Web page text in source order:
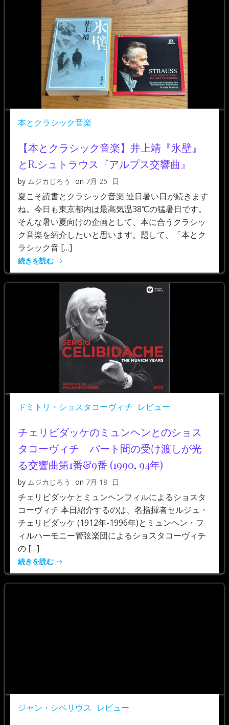
本とクラシック音楽
【本とクラシック音楽】井上靖『氷壁』
とR.シュトラウス『アルプス交響曲』
by ムジカじろう on 7月 25 日
夏こそ読書とクラシック音楽 連日暑い日が続きます
ね。今日も東京都内は最高気温38℃の猛暑日です。
そんな暑い夏向けの企画として、本に合うクラシッ
ク音楽を紹介したいと思います。題して、「本とク
ラシック音 […]
続きを読む
ドミトリ・ショスタコーヴィチ レビュー
チェリビダッケのミュンヘンとのショス
タコーヴィチ パート間の受け渡しが光
る交響曲第1番&9番 (1990, 94年)
by ムジカじろう on 7月 18 日
チェリビダッケとミュンヘンフィルによるショスタ
コーヴィチ 本日紹介するのは、名指揮者セルジュ・
チェリビダッケ (1912年-1996年)とミュンヘン・フ
ィルハーモニー管弦楽団によるショスタコーヴィチ
の […]
続きを読む
ジャン・シベリウス レビュー